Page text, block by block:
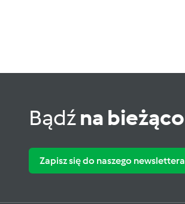
Bądźna bieżąco
Zapisz się do naszego newslettera